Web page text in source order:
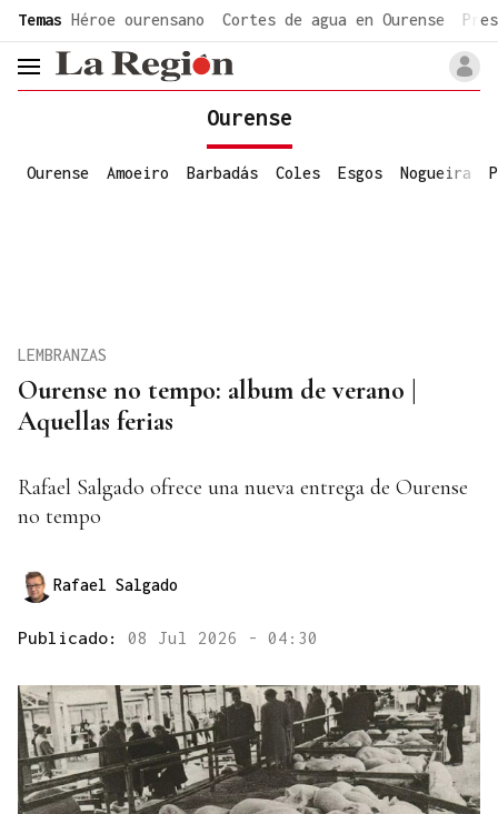
common.go-to-content
Temas Héroe ourensano Cortes de agua en Ourense
header.menu.open
Ourense
Ourense Amoeiro Barbadás Coles Esgos Nogueira
Ourense no tempo: album de verano |
Aquellas ferias
LEMBRANZAS
Rafael Salgado ofrece una nueva entrega de Ourense
no tempo
Rafael Salgado
Publicado: 08 Jul 2026 - 04:30